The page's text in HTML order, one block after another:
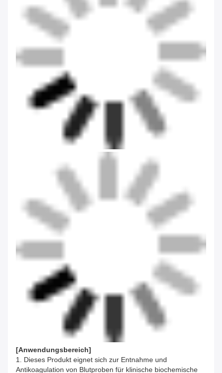
[Anwendungsbereich]
1. Dieses Produkt eignet sich zur Entnahme und
Antikoagulation von Blutproben für klinische biochemische